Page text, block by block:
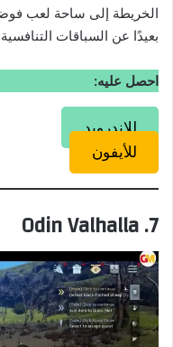
الخريطة إلى ساحة لعب
بعيدًا عن السباقات التنافسية
احصل عليه:
للاندرويد
للأيفون
7. Odin Valhalla